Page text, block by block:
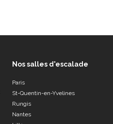
Nos salles d'escalade
Paris
St-Quentin-en-Yvelines
Rungis
Nantes